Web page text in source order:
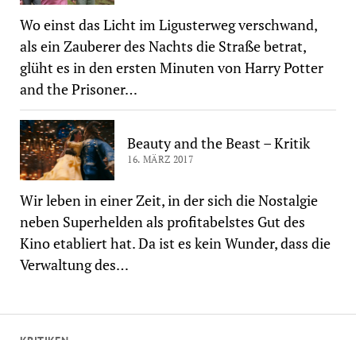
Wo einst das Licht im Ligusterweg verschwand,
als ein Zauberer des Nachts die Straße betrat,
glüht es in den ersten Minuten von Harry Potter
and the Prisoner…
Beauty and the Beast – Kritik
16. MÄRZ 2017
Wir leben in einer Zeit, in der sich die Nostalgie
neben Superhelden als profitabelstes Gut des
Kino etabliert hat. Da ist es kein Wunder, dass die
Verwaltung des…